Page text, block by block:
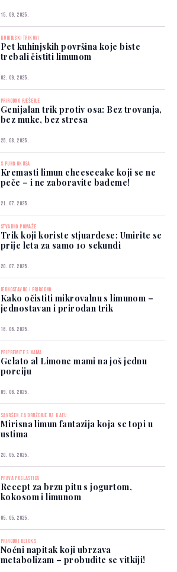
15. 09. 2025.
KUHINJSKI TRIKOVI
Pet kuhinjskih površina koje biste
trebali čistiti limunom
02. 09. 2025.
PRIRODNO RJEŠENJE
Genijalan trik protiv osa: Bez trovanja,
bez muke, bez stresa
25. 08. 2025.
S PUNO OKUSA
Kremasti limun cheesecake koji se ne
peče – i ne zaboravite bademe!
21. 07. 2025.
STVARNO POMAŽE
Trik koji koriste stjuardese: Umirite se
prije leta za samo 10 sekundi
20. 07. 2025.
JEDNOSTAVNO I PRIRODNO
Kako očistiti mikrovalnu s limunom –
jednostavan i prirodan trik
16. 06. 2025.
PRIPREMITE S NAMA
Gelato al Limone mami na još jednu
porciju
09. 06. 2025.
SAVRŠEN ZA DRUŽENJE UZ KAFU
Mirisna limun fantazija koja se topi u
ustima
20. 05. 2025.
PRAVA POSLASTICA
Recept za brzu pitu s jogurtom,
kokosom i limunom
05. 05. 2025.
PRIRODNI DETOKS
Noćni napitak koji ubrzava
metabolizam – probudite se vitkiji!